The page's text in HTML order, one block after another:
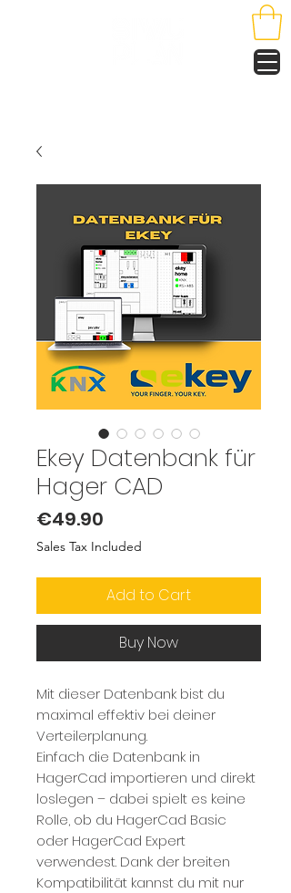
Ekey Datenbank für
Hager CAD
€49.90
Sales Tax Included
Add to Cart
Buy Now
Mit dieser Datenbank bist du
maximal effektiv bei deiner
Verteilerplanung.
Einfach die Datenbank in
HagerCad importieren und direkt
loslegen – dabei spielt es keine
Rolle, ob du HagerCad Basic
oder HagerCad Expert
verwendest. Dank der breiten
Kompatibilität kannst du mit nur